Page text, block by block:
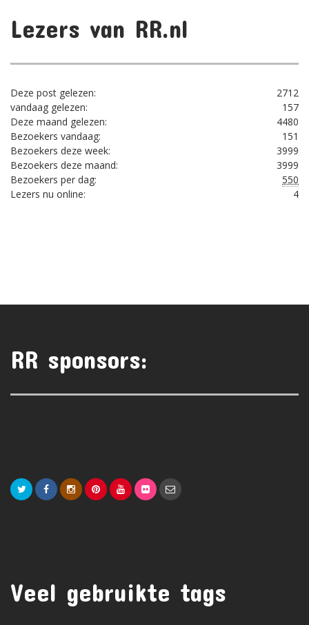
Lezers van RR.nl
2712
Deze post gelezen:
157
vandaag gelezen:
4480
Deze maand gelezen:
151
Bezoekers vandaag:
3999
Bezoekers deze week:
3999
Bezoekers deze maand:
550
Bezoekers per dag:
4
Lezers nu online:
RR sponsors:
Veel gebruikte tags